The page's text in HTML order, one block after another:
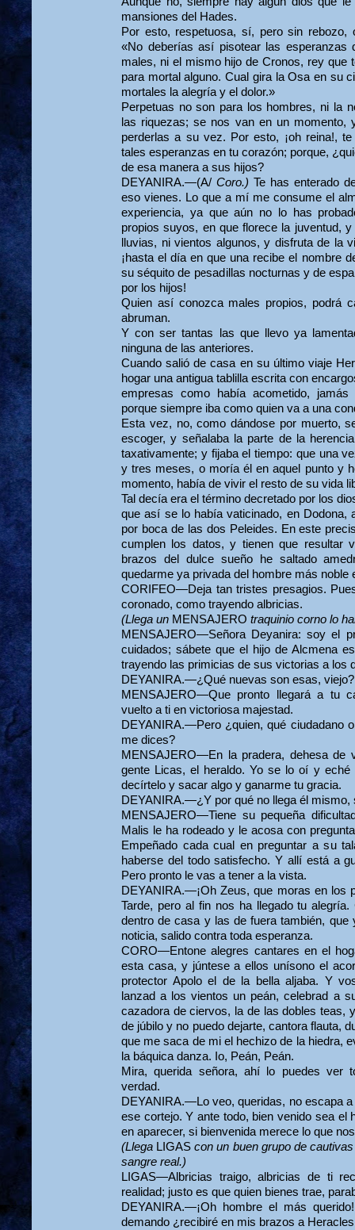
mansiones del Hades.
Por esto, respetuosa, sí, pero sin rebozo,
«No deberías así pisotear las esperanzas
males, ni el mismo hijo de Cronos, rey que
para mortal alguno. Cual gira la Osa en su
mortales la alegría y el dolor.»
Perpetuas no son para los hombres, ni la
las riquezas; se nos van en un
perderlas a su vez. Por esto, ¡oh reina!,
tales esperanzas en tu corazón; porque,
de esa manera a sus hijos?
DEYANIRA.—(A/Coro.)Te has enterado
eso vienes. Lo que a mí me consume el
expe­riencia, ya que aún no lo has
propios suyos, en que florece la juventud,
lluvias, ni vientos algunos, y disfruta de la
¡hasta el día en que una recibe el nombre
su séquito de pesadillas nocturnas y de
por los hijos!
Quien así conozca males propios, podrá
abruman.
Y con ser tantas las que llevo ya
ninguna de las anteriores.
Cuando salió de casa en su último viaje
hogar una antigua tablilla escrita con
empresas como había acometido,
porque siempre iba como quien va a una
Esta vez, no, como dándose por muerto,
escoger, y señalaba la parte de la
taxativamente; y fijaba el tiempo: que una
y tres meses, o moría él en aquel punto y
momento, había de vivir el resto de su vida
Tal decía era el término decretado por los
que así se lo había vaticinado, en Dodona,
por boca de las dos Peleides. En este
cumplen los datos, y tienen que resultar
brazos del dulce sueño he saltado
quedarme ya privada del hombre más noble
CORIFEO—Deja tan tristes presagios.
coronado, como trayendo albri­cias.
(Llega un MENSAJERO traquinio corno lo
MENSAJERO—Señora Deyanira: soy el
cuidados; sábete que el hijo de Alcmena
trayendo las primicias de sus victorias a los
DEYANIRA.—¿Qué nuevas son esas, viejo?
MENSAJERO—Que pronto llegará a tu
vuelto a ti en victoriosa majestad.
DEYANIRA.—Pero ¿quien, qué ciudadano
me dices?
MENSAJERO—En la pradera, dehesa de
gente Licas, el heraldo. Yo se lo oí y
decírtelo y sacar algo y ganarme tu gracia.
DEYANIRA.—¿Y por qué no llega él mismo,
MENSAJERO—Tiene su pequeña
Malis le ha rodeado y le acosa con
Empeñado cada cual en preguntar a su
haberse del todo satisfecho. Y allí está a
Pero pronto le vas a tener a la vista.
DEYANIRA.—¡Oh Zeus, que moras en los
Tarde, pero al fin nos ha llegado tu
dentro de casa y las de fuera también, que
noticia, salido contra toda esperanza.
CORO—Entone alegres cantares en el
esta casa, y júntese a ellos unísono el
protector Apolo el de la bella aljaba. Y
lanzad a los vientos un peán, celebrad a
cazadora de ciervos, la de las dobles teas,
de júbilo y no puedo dejarte, cantora flauta,
que me saca de mi el hechizo de la hie­dra,
la báquica danza. Io, Peán, Peán.
Mira, querida señora, ahí lo puedes ver
verdad.
DEYANIRA.—Lo veo, queridas, no escapa
ese cortejo. Y ante todo, bien venido sea el
en aparecer, si bienvenida merece lo que
(Llega LIGAScon un buen grupo de
sangre real.)
LIGAS—Albricias traigo, albricias de ti
realidad; justo es que quien bienes trae,
DEYANIRA.—¡Oh hombre el más
demando ¿recibiré en mis brazos a